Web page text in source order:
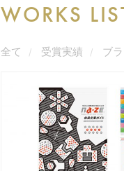
WORKS
全て 受賞実績 ブ